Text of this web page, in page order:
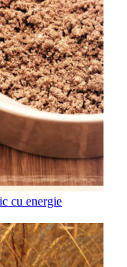
cu energie